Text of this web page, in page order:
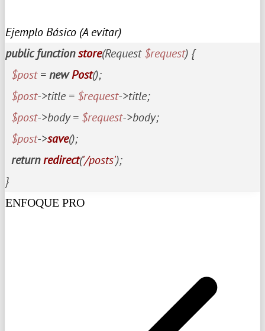
Ejemplo Básico (A evitar)
public functionstore(Request $request) {
$post = newPost();
$post->title = $request->title;
$post->body = $request->body;
$post->save();
returnredirect('/posts');
}
ENFOQUE PRO